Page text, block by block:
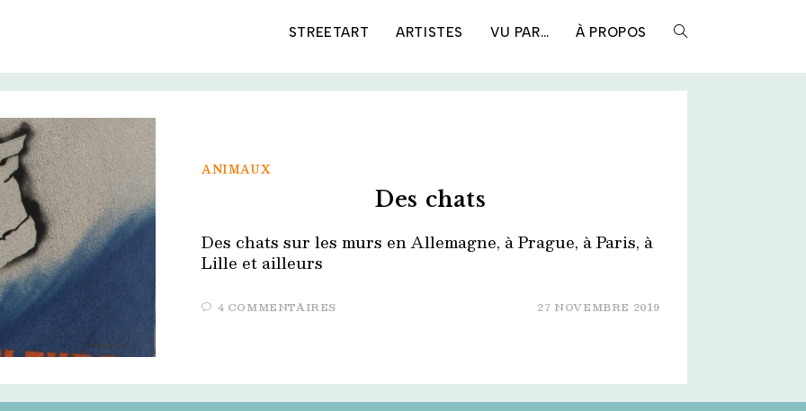
STREETART ARTISTES VU PAR… À PROPOS TOGGLE
ANIMAUX
Des chats
Des chats sur les murs en Allemagne, à Prague, à Paris, à
Lille et ailleurs
4 COMMENTAIRES 27 NOVEMBRE 2019